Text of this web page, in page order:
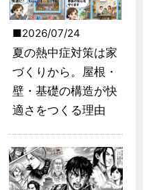
2026/07/24
夏の熱中症対策は家
づくりから。屋根・
壁・基礎の構造が快
適さをつくる理由